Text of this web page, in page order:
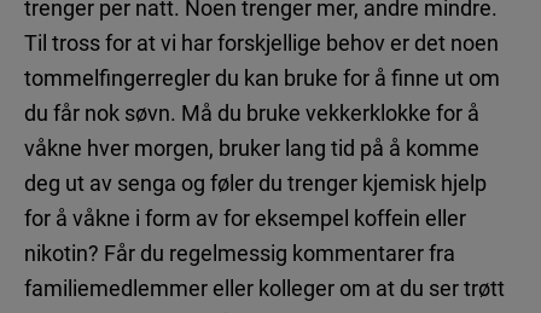
trenger per natt. Noen trenger mer, andre mindre.
Til tross for at vi har forskjellige behov er det noen
tommelfingerregler du kan bruke for å finne ut om
du får nok søvn. Må du bruke vekkerklokke for å
våkne hver morgen, bruker lang tid på å komme
deg ut av senga og føler du trenger kjemisk hjelp
for å våkne i form av for eksempel koffein eller
nikotin? Får du regelmessig kommentarer fra
familiemedlemmer eller kolleger om at du ser trøtt